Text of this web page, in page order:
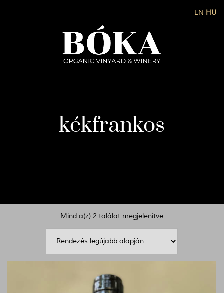
kékfrankos
Mind a(z) 2 találat megjelenítve
EN HU